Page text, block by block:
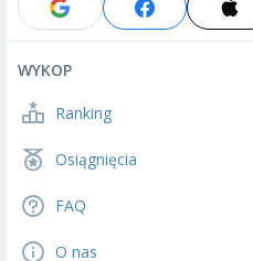
WYKOP
Ranking
Osiągnięcia
FAQ
O nas